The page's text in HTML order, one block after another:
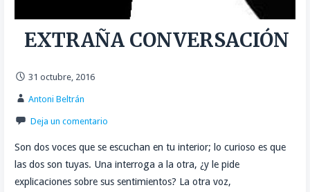
EXTRAÑA CONVERSACIÓN
31 octubre, 2016
Antoni Beltrán
Deja un comentario
Son dos voces que se escuchan en tu interior; lo curioso es que
las dos son tuyas. Una interroga a la otra, ¿y le pide
explicaciones sobre sus sentimientos? La otra voz,